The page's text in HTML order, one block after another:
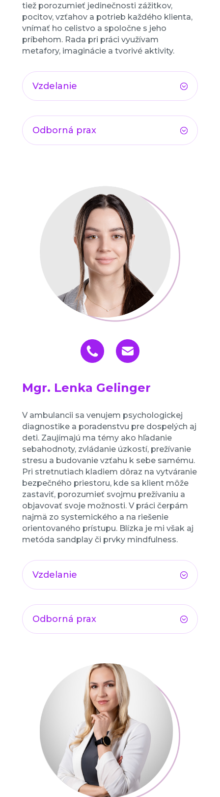
tiež porozumieť jedinečnosti zážitkov,
pocitov, vzťahov a potrieb každého klienta,
vnímať ho celistvo a spoločne s jeho
príbehom. Rada pri práci využívam
metafory, imaginácie a tvorivé aktivity.
Vzdelanie
Odborná prax
Mgr. Lenka Gelinger
V ambulancii sa venujem psychologickej
diagnostike a poradenstvu pre dospelých aj
deti. Zaujímajú ma témy ako hľadanie
sebahodnoty, zvládanie úzkostí, prežívanie
stresu a budovanie vzťahu k sebe samému.
Pri stretnutiach kladiem dôraz na vytváranie
bezpečného priestoru, kde sa klient môže
zastaviť, porozumieť svojmu prežívaniu a
objavovať svoje možnosti. V práci čerpám
najmä zo systemického a na riešenie
orientovaného prístupu. Blízka je mi však aj
metóda sandplay či prvky mindfulness.
Vzdelanie
Odborná prax